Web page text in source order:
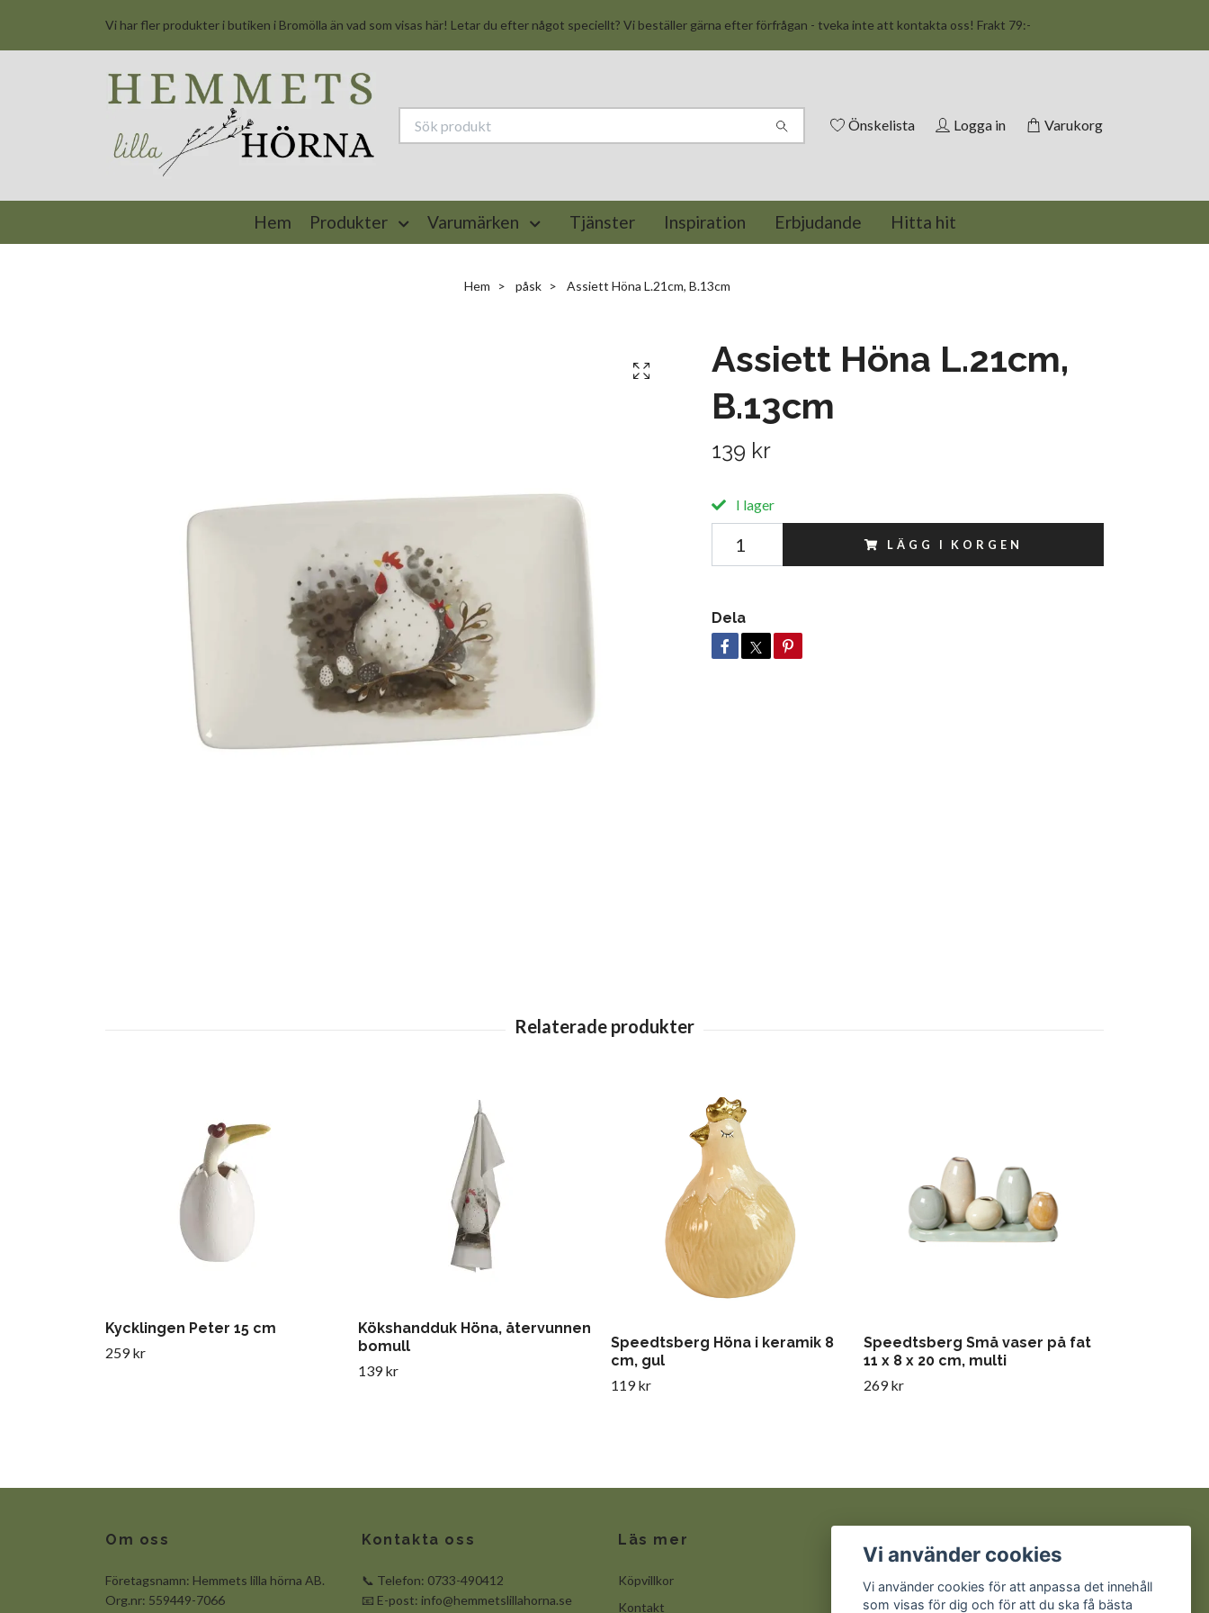
Vi har fler produkter i butiken i Bromölla än vad som visas här! Letar du efter något speciellt? Vi beställer gärna efter förfrågan - tveka inte att kontakta oss! Frakt 79:-
Önskelista Logga in Varukorg
Hem Produkter Varumärken Tjänster Inspiration Erbjudande Hitta hit
Hem påsk Assiett Höna L.21cm, B.13cm
Assiett Höna L.21cm,
B.13cm
139 kr
I lager
LÄGG I KORGEN
Dela
Kycklingen Peter 15 cm
259 kr
Kökshandduk Höna, återvunnen
bomull
139 kr
Speedtsberg Höna i keramik 8
cm, gul
119 kr
Speedtsberg Små vaser på fat
11 x 8 x 20 cm, multi
269 kr
Om oss
Företagsnamn: Hemmets lilla hörna AB.
Org.nr: 559449-7066
Kontakta oss
📞 Telefon: 0733-490412
📧 E-post: info@hemmetslillahorna.se
Läs mer
Köpvillkor
Kontakt
Facebook
Instagram
Vi använder cookies
Vi använder cookies för att anpassa det innehåll
som visas för dig och för att du ska få bästa